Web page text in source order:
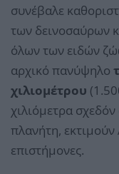
συνέβαλε
των δεινοσαύρων
όλων των ειδών
αρχικό πανύψηλο
χιλιομέτρου
χιλιόμετρα
πλανήτη, εκτιμούν
επιστήμονες.